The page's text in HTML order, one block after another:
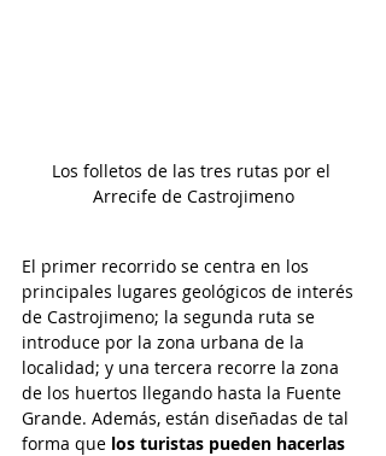
Los folletos de las tres rutas por el
Arrecife de Castrojimeno
El primer recorrido se centra en los
principales lugares geológicos de interés
de Castrojimeno; la segunda ruta se
introduce por la zona urbana de la
localidad; y una tercera recorre la zona
de los huertos llegando hasta la Fuente
Grande. Además, están diseñadas de tal
forma que los turistas pueden hacerlas